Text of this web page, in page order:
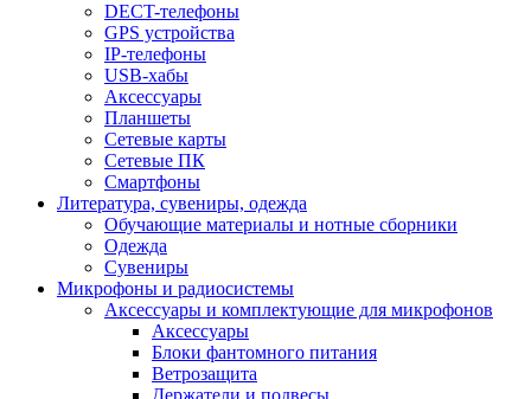
DECT-телефоны
GPS устройства
IP-телефоны
USB-хабы
Аксессуары
Планшеты
Сетевые карты
Сетевые ПК
Смартфоны
Литература, сувениры, одежда
Обучающие материалы и нотные сборники
Одежда
Сувениры
Микрофоны и радиосистемы
Аксессуары и комплектующие для микрофонов
Аксессуары
Блоки фантомного питания
Ветрозащита
Держатели и подвесы